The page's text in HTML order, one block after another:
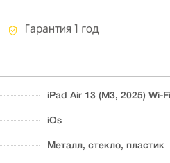
Гарантия 1 год
iPad Air 13 (M3, 2025) Wi-Fi
iOs
Металл, стекло, пластик